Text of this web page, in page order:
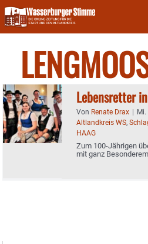
Skip
to
content
Lebensretter
Von Renate Drax |
Altlandkreis WS,
HAAG
Zum 100-Jährigen
mit ganz Besonderem